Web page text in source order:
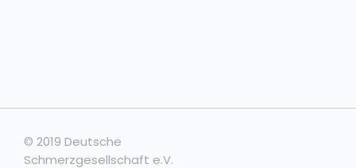
© 2019 Deutsche
Schmerzgesellschaft e.V.